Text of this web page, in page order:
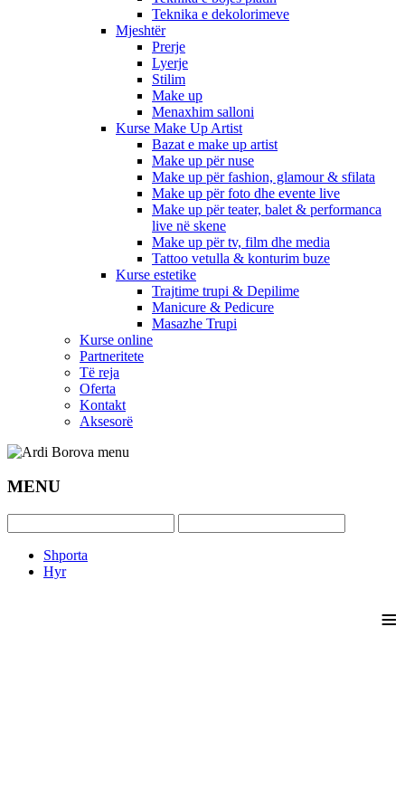
Teknika e dekolorimeve
Mjeshtër
Prerje
Lyerje
Stilim
Make up
Menaxhim salloni
Kurse Make Up Artist
Bazat e make up artist
Make up për nuse
Make up për fashion, glamour & sfilata
Make up për foto dhe evente live
Make up për teater, balet & performanca
live në skene
Make up për tv, film dhe media
Tattoo vetulla & konturim buze
Kurse estetike
Trajtime trupi & Depilime
Manicure & Pedicure
Masazhe Trupi
Kurse online
Partneritete
Të reja
Oferta
Kontakt
Aksesorë
MENU
Shporta
Hyr
≡